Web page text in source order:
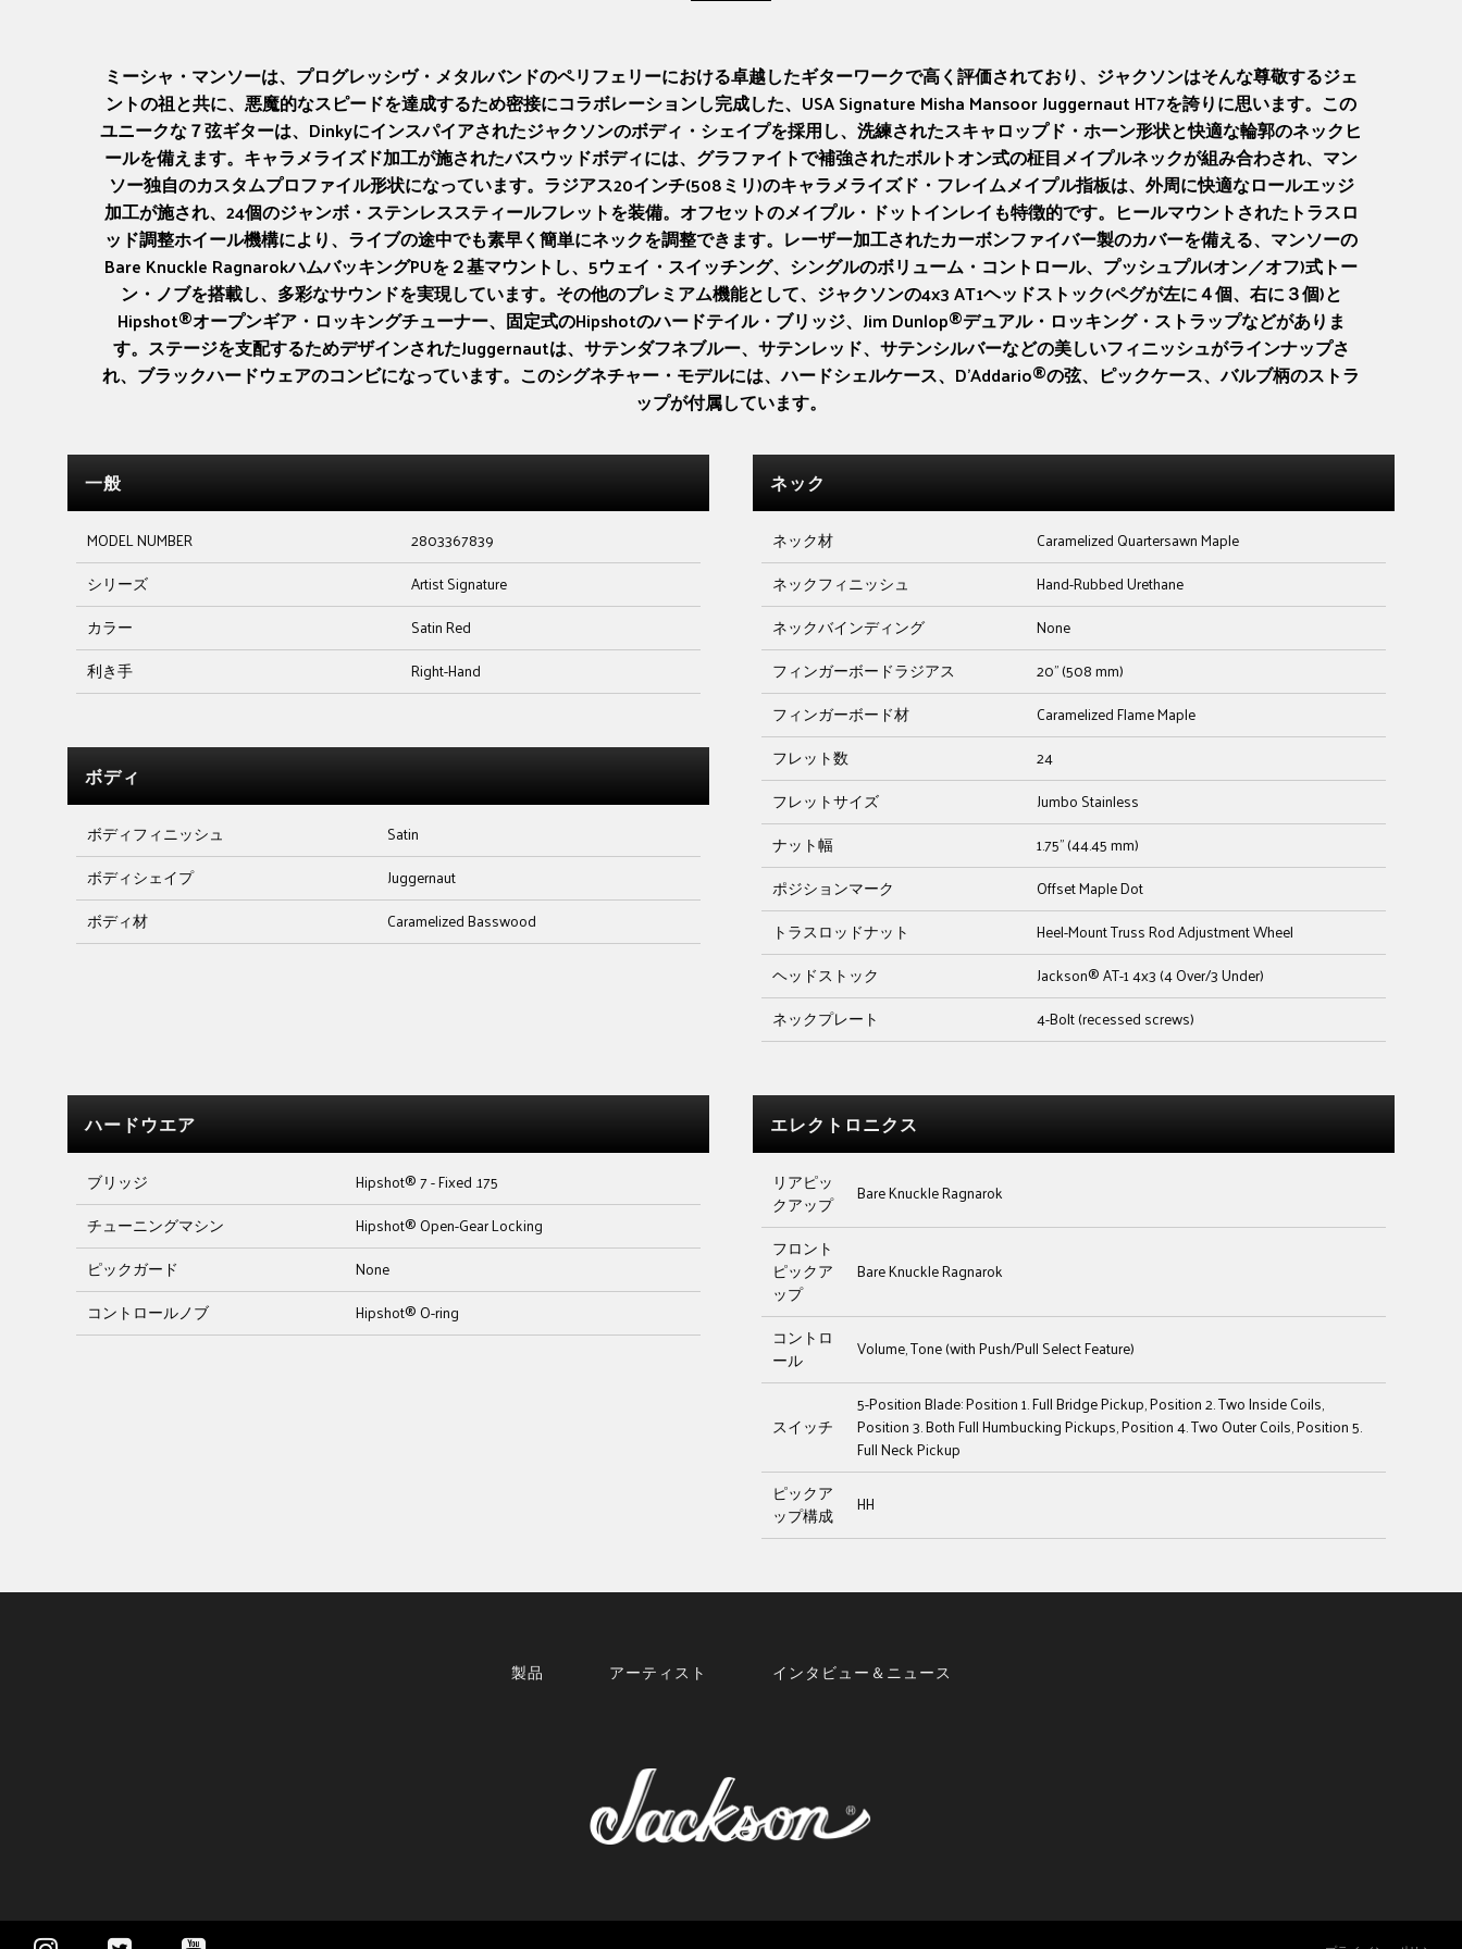
ミーシャ・マンソーは、プログレッシヴ・メタルバンドのペリフェリーにおける卓越したギターワークで高く評価されており、ジャクソンはそんな尊敬するジェ
ントの祖と共に、悪魔的なスピードを達成するため密接にコラボレーションし完成した、USA Signature Misha Mansoor Juggernaut HT7を誇りに思います。この
ユニークな７弦ギターは、Dinkyにインスパイアされたジャクソンのボディ・シェイプを採用し、洗練されたスキャロップド・ホーン形状と快適な輪郭のネックヒ
ールを備えます。キャラメライズド加工が施されたバスウッドボディには、グラファイトで補強されたボルトオン式の柾目メイプルネックが組み合わされ、マン
ソー独自のカスタムプロファイル形状になっています。ラジアス20インチ(508ミリ)のキャラメライズド・フレイムメイプル指板は、外周に快適なロールエッジ
加工が施され、24個のジャンボ・ステンレススティールフレットを装備。オフセットのメイプル・ドットインレイも特徴的です。ヒールマウントされたトラスロ
ッド調整ホイール機構により、ライブの途中でも素早く簡単にネックを調整できます。レーザー加工されたカーボンファイバー製のカバーを備える、マンソーの
Bare Knuckle RagnarokハムバッキングPUを２基マウントし、5ウェイ・スイッチング、シングルのボリューム・コントロール、プッシュプル(オン／オフ)式トー
ン・ノブを搭載し、多彩なサウンドを実現しています。その他のプレミアム機能として、ジャクソンの4x3 AT1ヘッドストック(ペグが左に４個、右に３個)と
Hipshot®オープンギア・ロッキングチューナー、固定式のHipshotのハードテイル・ブリッジ、Jim Dunlop®デュアル・ロッキング・ストラップなどがありま
す。ステージを支配するためデザインされたJuggernautは、サテンダフネブルー、サテンレッド、サテンシルバーなどの美しいフィニッシュがラインナップさ
れ、ブラックハードウェアのコンビになっています。このシグネチャー・モデルには、ハードシェルケース、D'Addario®の弦、ピックケース、バルブ柄のストラ
ップが付属しています。
一般
MODEL NUMBER
2803367839
シリーズ
Artist Signature
カラー
Satin Red
利き手
Right-Hand
ボディ
ボディフィニッシュ
Satin
ボディシェイプ
Juggernaut
ボディ材
Caramelized Basswood
ネック
ネック材
Caramelized Quartersawn Maple
ネックフィニッシュ
Hand-Rubbed Urethane
ネックバインディング
None
フィンガーボードラジアス
20" (508 mm)
フィンガーボード材
Caramelized Flame Maple
フレット数
24
フレットサイズ
Jumbo Stainless
ナット幅
1.75" (44.45 mm)
ポジションマーク
Offset Maple Dot
トラスロッドナット
Heel-Mount Truss Rod Adjustment Wheel
ヘッドストック
Jackson® AT-1 4x3 (4 Over/3 Under)
ネックプレート
4-Bolt (recessed screws)
ハードウエア
ブリッジ
Hipshot® 7 - Fixed .175
チューニングマシン
Hipshot® Open-Gear Locking
ピックガード
None
コントロールノブ
Hipshot® O-ring
エレクトロニクス
リアピッ
クアップ
Bare Knuckle Ragnarok
フロント
ピックア
ップ
Bare Knuckle Ragnarok
コントロ
ール
Volume, Tone (with Push/Pull Select Feature)
スイッチ
5-Position Blade: Position 1. Full Bridge Pickup, Position 2. Two Inside Coils,
Position 3. Both Full Humbucking Pickups, Position 4. Two Outer Coils, Position 5.
Full Neck Pickup
ピックア
ップ構成
HH
製品 アーティスト インタビュー＆ニュース